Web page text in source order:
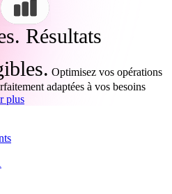
Résultats
Optimisez vos opérations
adaptées à vos besoins
plus